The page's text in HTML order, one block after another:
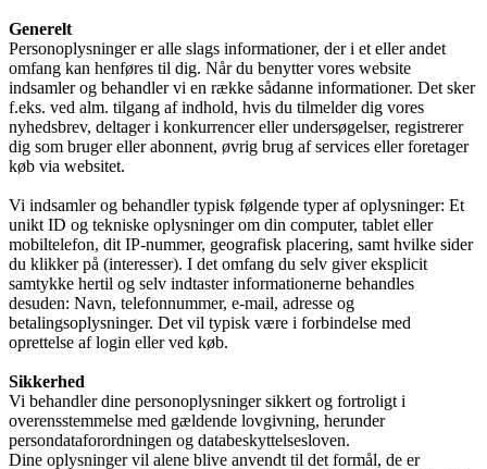
Støtteforening
Nyheder
Nyheder
Kontakt
Generelt
Personoplysninger er alle slags informationer, der i et eller andet
omfang kan henføres til dig. Når du benytter vores website
indsamler og behandler vi en række sådanne informationer. Det sker
f.eks. ved alm. tilgang af indhold, hvis du tilmelder dig vores
nyhedsbrev, deltager i konkurrencer eller undersøgelser, registrerer
dig som bruger eller abonnent, øvrig brug af services eller foretager
køb via websitet.
Vi indsamler og behandler typisk følgende typer af oplysninger: Et
unikt ID og tekniske oplysninger om din computer, tablet eller
mobiltelefon, dit IP-nummer, geografisk placering, samt hvilke sider
du klikker på (interesser). I det omfang du selv giver eksplicit
samtykke hertil og selv indtaster informationerne behandles
desuden: Navn, telefonnummer, e-mail, adresse og
betalingsoplysninger. Det vil typisk være i forbindelse med
oprettelse af login eller ved køb.
Sikkerhed
Vi behandler dine personoplysninger sikkert og fortroligt i
overensstemmelse med gældende lovgivning, herunder
persondataforordningen og databeskyttelsesloven.
Dine oplysninger vil alene blive anvendt til det formål, de er